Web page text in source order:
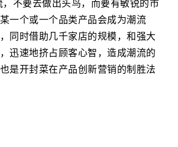
一个或一个品类产品会成为潮流
同时借助几千家店的规模，和强大
迅速地挤占顾客心智，造成潮流的
是开封菜在产品创新营销的制胜法